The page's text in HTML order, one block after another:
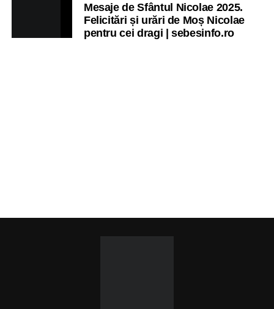
Mesaje de Sfântul Nicolae 2025.
Felicitări și urări de Moș Nicolae
pentru cei dragi | sebesinfo.ro